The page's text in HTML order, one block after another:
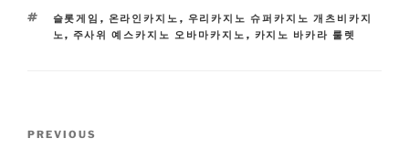
TAGS
슬롯게임 , 온라인카지노 , 우리카지노 슈퍼카지노 개츠비카지
노, 주사위 예스카지노 오바마카지노 , 카지노 바카라 룰렛
Previous
PREVIOUS